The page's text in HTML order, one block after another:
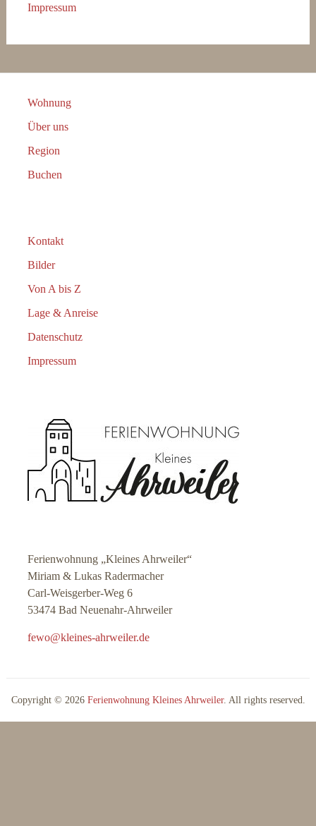
Impressum
Wohnung
Über uns
Region
Buchen
Kontakt
Bilder
Von A bis Z
Lage & Anreise
Datenschutz
Impressum
Ferienwohnung „Kleines Ahrweiler“
Miriam & Lukas Radermacher
Carl-Weisgerber-Weg 6
53474 Bad Neuenahr-Ahrweiler
fewo@kleines-ahrweiler.de
Copyright © 2026 Ferienwohnung Kleines Ahrweiler. All rights reserved.